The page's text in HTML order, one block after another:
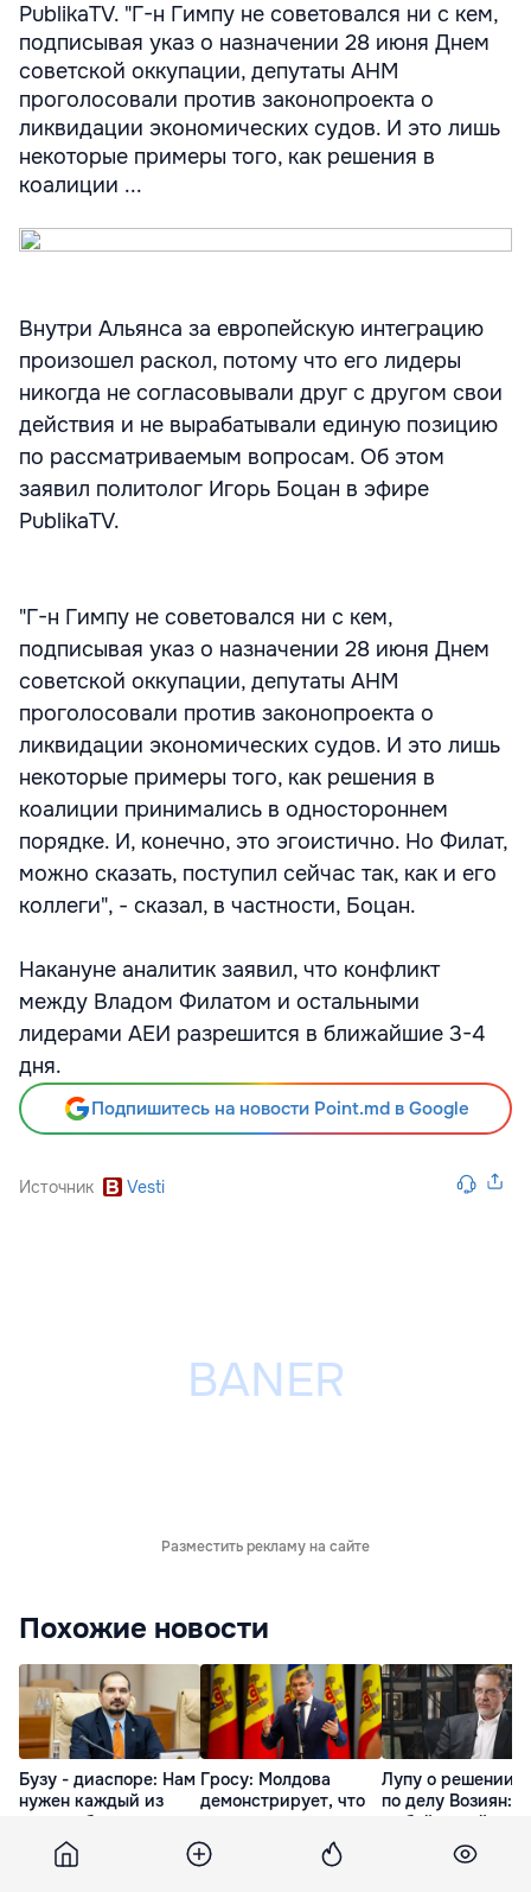
PublikaTV. "Г-н Гимпу не советовался ни с кем,
подписывая указ о назначении 28 июня Днем
советской оккупации, депутаты АНМ
проголосовали против законопроекта о
ликвидации экономических судов. И это лишь
некоторые примеры того, как решения в
коалиции ...
Внутри Альянса за европейскую интеграцию
произошел раскол, потому что его лидеры
никогда не согласовывали друг с другом свои
действия и не вырабатывали единую позицию
по рассматриваемым вопросам. Об этом
заявил политолог Игорь Боцан в эфире
PublikaTV.
"Г-н Гимпу не советовался ни с кем,
подписывая указ о назначении 28 июня Днем
советской оккупации, депутаты АНМ
проголосовали против законопроекта о
ликвидации экономических судов. И это лишь
некоторые примеры того, как решения в
коалиции принимались в одностороннем
порядке. И, конечно, это эгоистично. Но Филат,
можно сказать, поступил сейчас так, как и его
коллеги", - сказал, в частности, Боцан.
Накануне аналитик заявил, что конфликт
между Владом Филатом и остальными
лидерами АЕИ разрешится в ближайшие 3-4
дня.
Подпишитесь на новости Point.md в Google
Источник Vesti
Разместить рекламу на сайте
Похожие новости
Бузу - диаспоре: Нам
нужен каждый из
вас, чтобы строить
более сильные
сообщества
Гросу: Молдова
демонстрирует, что
частью большой
европейской семьи
Лупу о решении
по делу Возиян:
любой ценой
представить себя